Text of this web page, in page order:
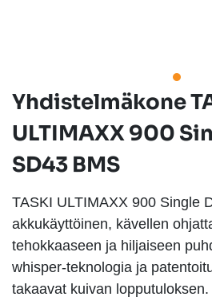
Yhdistelmäkone
ULTIMAXX 900
SD43 BMS
TASKI ULTIMAXX 900 Single
akkukäyttöinen, kävellen
tehokkaaseen ja hiljaiseen
whisper-teknologia ja
takaavat kuivan